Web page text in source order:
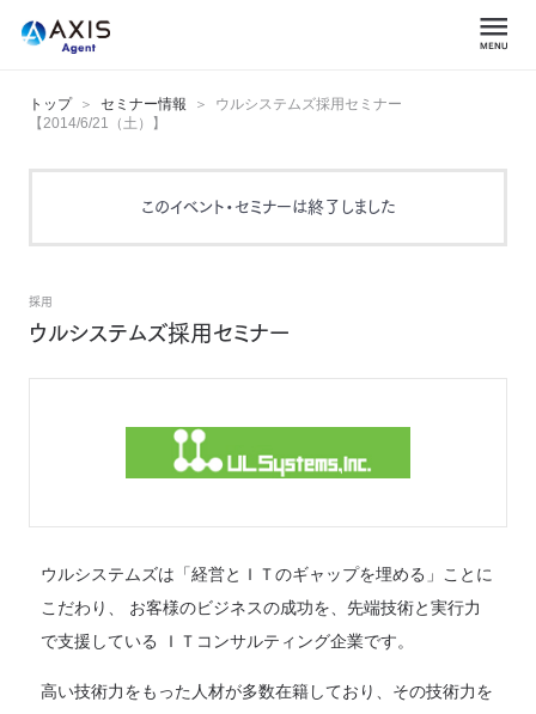
トップ セミナー情報
ウルシステムズ採用セミナー
【2014/6/21（土）】
このイベント・セミナーは終了しました
採用
ウルシステムズ採用セミナー
ウルシステムズは「経営とＩＴのギャップを埋める」ことに
こだわり、 お客様のビジネスの成功を、先端技術と実行力
で支援している ＩＴコンサルティング企業です。
高い技術力をもった人材が多数在籍しており、その技術力を